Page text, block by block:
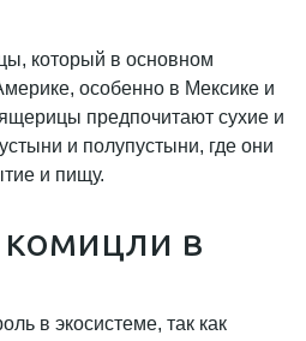
который в основном
особенно в Мексике и
предпочитают сухие и
и полупустыни, где они
и пищу.
комицли в
в экосистеме, так как